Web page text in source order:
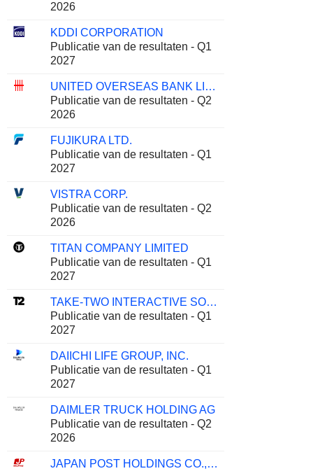
2026
KDDI CORPORATION
Publicatie van de resultaten - Q1
2027
UNITED OVERSEAS BANK LIMITED
Publicatie van de resultaten - Q2
2026
FUJIKURA LTD.
Publicatie van de resultaten - Q1
2027
VISTRA CORP.
Publicatie van de resultaten - Q2
2026
TITAN COMPANY LIMITED
Publicatie van de resultaten - Q1
2027
TAKE-TWO INTERACTIVE SOFTWARE, INC.
Publicatie van de resultaten - Q1
2027
DAIICHI LIFE GROUP, INC.
Publicatie van de resultaten - Q1
2027
DAIMLER TRUCK HOLDING AG
Publicatie van de resultaten - Q2
2026
JAPAN POST HOLDINGS CO., LTD.